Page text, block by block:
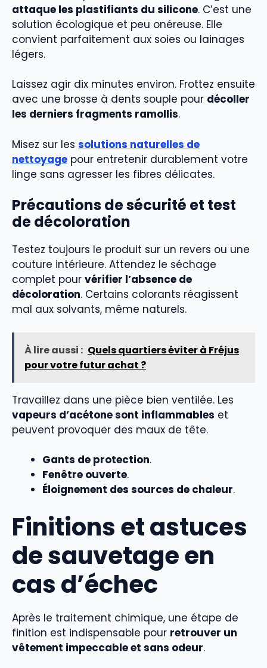
attaque les plastifiants du silicone. C’est une
solution écologique et peu onéreuse. Elle
convient parfaitement aux soies ou lainages
légers.
Laissez agir dix minutes environ. Frottez ensuite
avec une brosse à dents souple pour décoller
les derniers fragments ramollis.
Misez sur les solutions naturelles de
nettoyage pour entretenir durablement votre
linge sans agresser les fibres délicates.
Précautions de sécurité et test
de décoloration
Testez toujours le produit sur un revers ou une
couture intérieure. Attendez le séchage
complet pour vérifier l’absence de
décoloration. Certains colorants réagissent
mal aux solvants, même naturels.
À lire aussi : Quels quartiers éviter à Fréjus
pour votre futur achat ?
Travaillez dans une pièce bien ventilée. Les
vapeurs d’acétone sont inflammables et
peuvent provoquer des maux de tête.
Gants de protection.
Fenêtre ouverte.
Éloignement des sources de chaleur.
Finitions et astuces
de sauvetage en
cas d’échec
Après le traitement chimique, une étape de
finition est indispensable pour retrouver un
vêtement impeccable et sans odeur.